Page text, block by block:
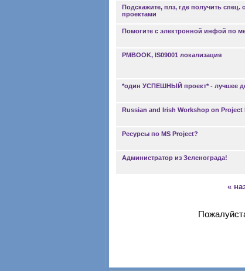
Подскажите, плз, где получить
проектами
Помогите с электронной инфой по
PMBOOK, IS09001 локализация
*один УСПЕШНЫЙ проект* - лучшее
Russian and Irish Workshop on Project
Ресурсы по MS Project?
Администратор из Зеленограда!
«